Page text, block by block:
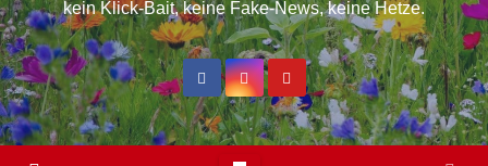
kein Klick-Bait, keine Fake-News, keine Hetze.